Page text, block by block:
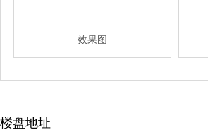
效果图
楼盘地址